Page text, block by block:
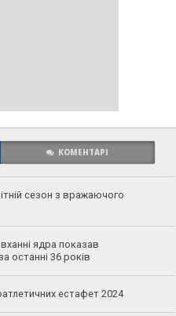
КОМЕНТАРІ
сезон з вражаючого
ядра показав
останні 36 років
естафет 2024